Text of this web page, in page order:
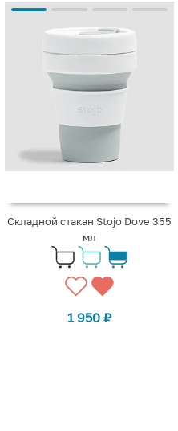
Складной стакан Stojo Dove 355
мл
1 950 ₽